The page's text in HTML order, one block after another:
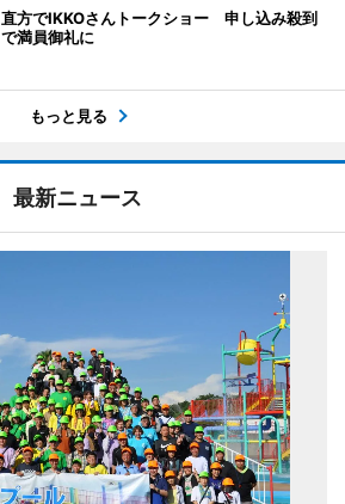
直方でIKKOさんトークショー 申し込み殺到
で満員御礼に
もっと見る
最新ニュース